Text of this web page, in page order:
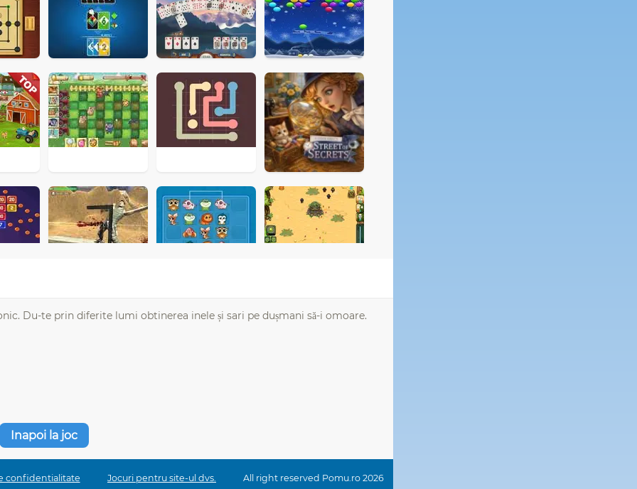
Du-te prin diferite lumi obtinerea inele și sari pe dușmani să-i omoare.
Inapoi la joc
confidentialitate Jocuri pentru site-ul dvs. All right reserved Pomu.ro 2026